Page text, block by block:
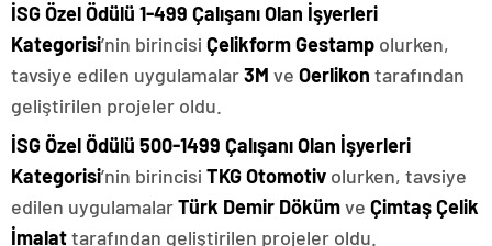
İSG Özel Ödülü 1-499 Çalışanı Olan İşyerleri
Kategorisi’nin birincisi Çelikform Gestamp olurken,
tavsiye edilen uygulamalar3M ve Oerlikon tarafından
geliştirilen projeler oldu.
İSG Özel Ödülü 500-1499 Çalışanı Olan İşyerleri
Kategorisi’nin birincisi TKG Otomotiv olurken, tavsiye
edilen uygulamalarTürk Demir Dökümve Çimtaş Çelik
İmalattarafından geliştirilen projeler oldu.